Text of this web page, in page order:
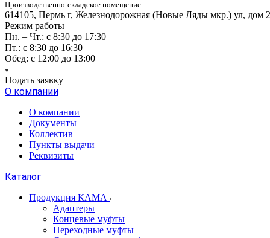
Производственно-складское помещение
614105, Пермь г, Железнодорожная (Новые Ляды мкр.) ул, дом
Режим работы
Пн. – Чт.: с 8:30 до 17:30
Пт.: с 8:30 до 16:30
Обед: с 12:00 до 13:00
Подать заявку
О компании
О компании
Документы
Коллектив
Пункты выдачи
Реквизиты
Каталог
Продукция КАМА
Адаптеры
Концевые муфты
Переходные муфты